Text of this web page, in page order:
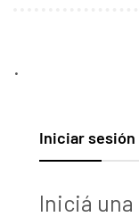
.
Iniciar sesión
Iniciá